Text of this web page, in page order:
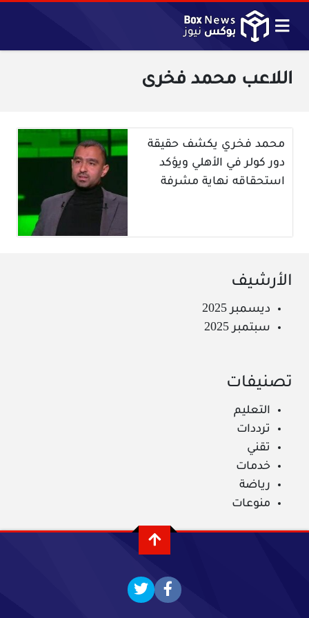
اللاعب محمد فخرى
محمد فخري يكشف حقيقة
دور كولر في الأهلي ويؤكد
استحقاقه نهاية مشرفة
الأرشيف
ديسمبر 2025
سبتمبر 2025
تصنيفات
التعليم
ترددات
تقني
خدمات
رياضة
منوعات